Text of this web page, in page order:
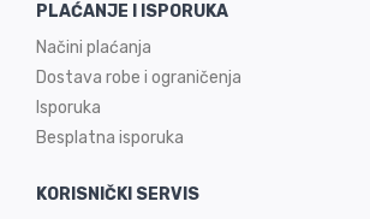
PLAĆANJE I ISPORUKA
Načini plaćanja
Dostava robe i ograničenja
Isporuka
Besplatna isporuka
KORISNIČKI SERVIS